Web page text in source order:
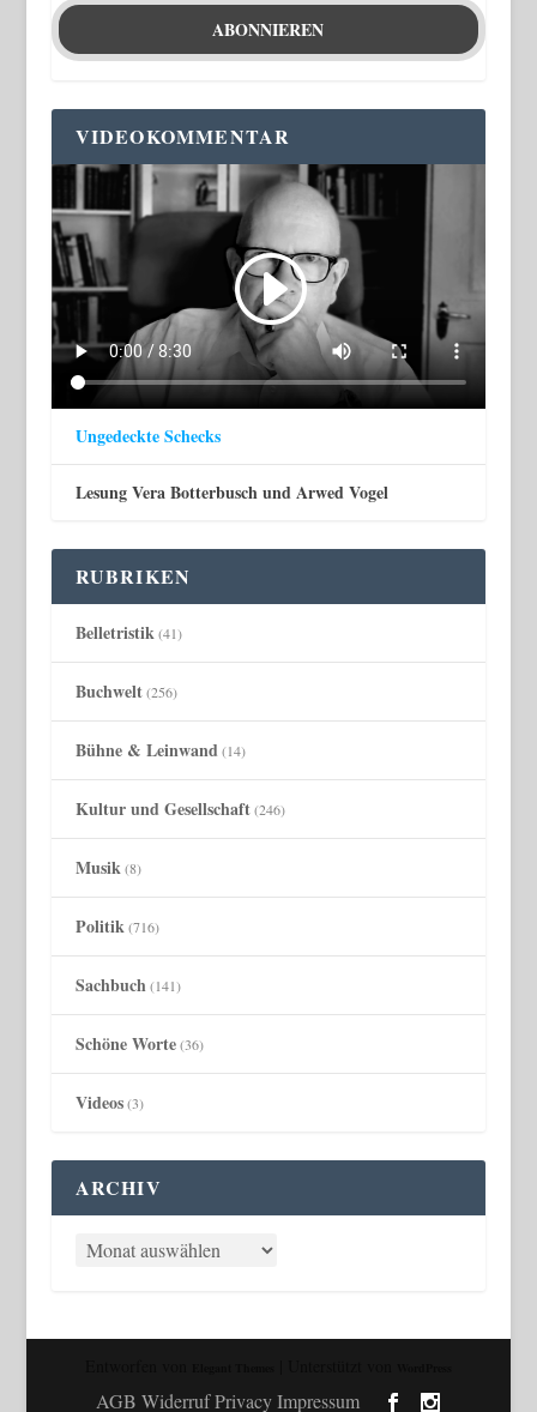
VIDEOKOMMENTAR
Ungedeckte Schecks
Lesung Vera Botterbusch und Arwed Vogel
RUBRIKEN
Belletristik (41)
Buchwelt(256)
Bühne & Leinwand (14)
Kultur und Gesellschaft(246)
Musik (8)
Politik (716)
Sachbuch (141)
Schöne Worte(36)
Videos(3)
ARCHIV
AGB Widerruf Privacy Impressum